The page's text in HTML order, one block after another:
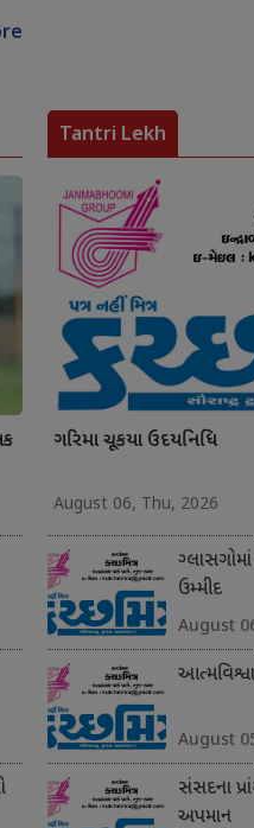
Tantri Lekh
ગરિમા ચૂકયા ઉદયનિધિ
August 06, Thu, 2026
ઉમ્મીદ
August
August
સંસદના
અપમાન